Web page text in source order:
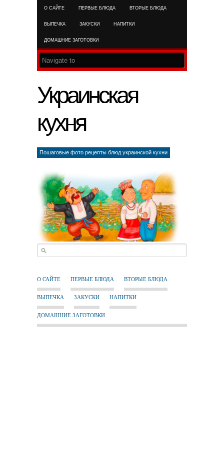
О САЙТЕ ПЕРВЫЕ БЛЮДА ВТОРЫЕ БЛЮДА
ВЫПЕЧКА ЗАКУСКИ НАПИТКИ
ДОМАШНИЕ ЗАГОТОВКИ
Украинская
кухня
Пошаговые фото рецепты блюд украинской кухни
О САЙТЕ ПЕРВЫЕ БЛЮДА ВТОРЫЕ БЛЮДА
ВЫПЕЧКА ЗАКУСКИ НАПИТКИ
ДОМАШНИЕ ЗАГОТОВКИ